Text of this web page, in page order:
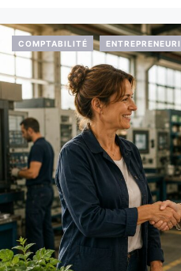
COMPTABILITÉ